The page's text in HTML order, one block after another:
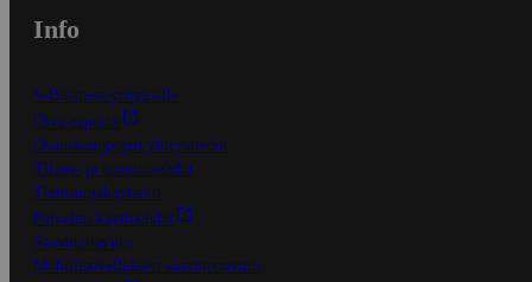
Info
S-Business yrityksille
Oiva-raportit
Osuuskauppojen yhteystiedot
Tilaus- ja toimitusehdot
Tietosuojakäytäntö
Palvelun käyttöehdot
Saavutettavuus
Mobiilisovelluksen saavutettavuus